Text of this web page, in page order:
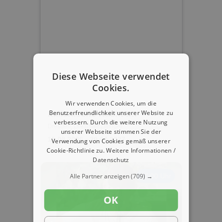
Italienische Nacht I
DRESDNER RESIDENZ
KONZERTE I ORCHESTER
Dresden, Dresdner Zwinger
15.08.2026 - 29.07.2027
17:00 Uhr
Diese Webseite verwendet
Cookies.
Wir verwenden Cookies, um die
Benutzerfreundlichkeit unserer Website zu
verbessern. Durch die weitere Nutzung
unserer Webseite stimmen Sie der
Verwendung von Cookies gemäß unserer
Cookie-Richtlinie zu.Weitere Informationen /
Datenschutz
Alle Partner anzeigen(709) →
OK